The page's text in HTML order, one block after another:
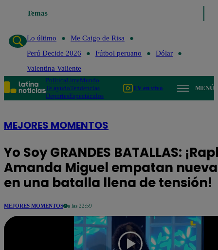
Temas
Lo último Me Caigo de Risa
Lo último
Me Caigo de Risa
Perú Decide 2026
Fútbol peruano
Dólar
Valentina Valiente
PolíticaLimaMundo
Te ayudoTendencias
DeportesEspectáculos
TV en vivo MENÚ
MEJORES MOMENTOS
Yo Soy GRANDES BATALLAS:
Amanda Miguel empatan
en una batalla llena de tensión!
MEJORES MOMENTOS a las 22:59